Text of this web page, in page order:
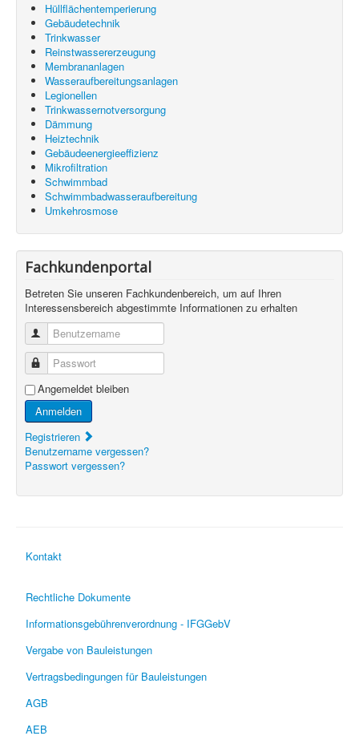
Hüllflächentemperierung
Gebäudetechnik
Trinkwasser
Reinstwassererzeugung
Membrananlagen
Wasseraufbereitungsanlagen
Legionellen
Trinkwassernotversorgung
Dämmung
Heiztechnik
Gebäudeenergieeffizienz
Mikrofiltration
Schwimmbad
Schwimmbadwasseraufbereitung
Umkehrosmose
Fachkundenportal
Betreten Sie unseren Fachkundenbereich, um auf Ihren
Interessensbereich abgestimmte Informationen zu erhalten
Benutzername
Passwort
Angemeldet bleiben
Anmelden
Registrieren
Benutzername vergessen?
Passwort vergessen?
Kontakt
Rechtliche Dokumente
Informationsgebührenverordnung - IFGGebV
Vergabe von Bauleistungen
Vertragsbedingungen für Bauleistungen
AGB
AEB